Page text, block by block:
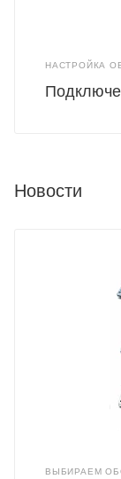
НАСТРОЙКА
Новости
ВЫБИРАЕМ